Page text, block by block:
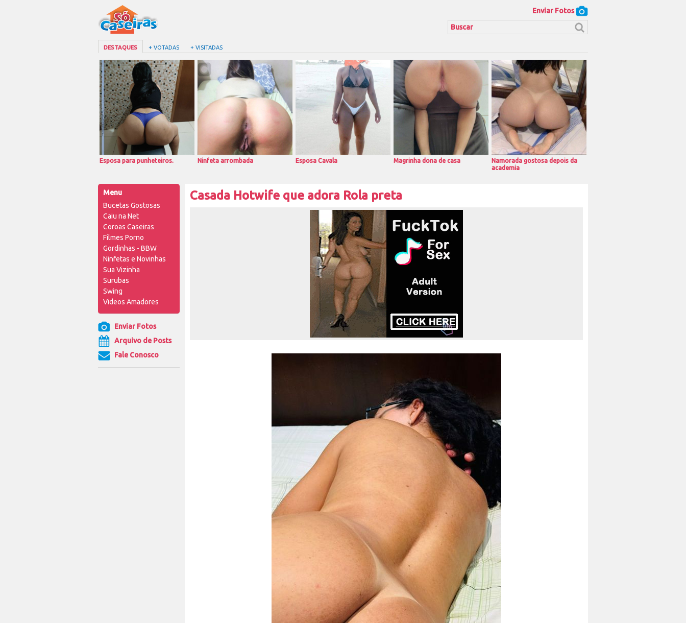
Enviar Fotos
DESTAQUES + VOTADAS + VISITADAS
Esposa para punheteiros. Ninfeta arrombada Esposa Cavala Magrinha dona de casa
Namorada gostosa depois da
academia
Menu
Bucetas Gostosas
Caiu na Net
Coroas Caseiras
Filmes Porno
Gordinhas - BBW
Ninfetas e Novinhas
Sua Vizinha
Surubas
Swing
Videos Amadores
Enviar Fotos
Arquivo de Posts
Fale Conosco
Casada Hotwife que adora Rola preta